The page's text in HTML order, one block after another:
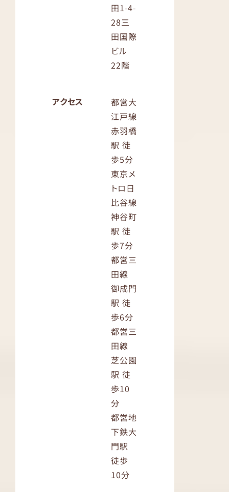
田1-4-
28三
田国際
ビル
22階
アクセス
都営大
江戸線
赤羽橋
駅 徒
歩5分
東京メ
トロ日
比谷線
神谷町
駅 徒
歩7分
都営三
田線
御成門
駅 徒
歩6分
都営三
田線
芝公園
駅 徒
歩10
分
都営地
下鉄大
門駅
徒歩
10分